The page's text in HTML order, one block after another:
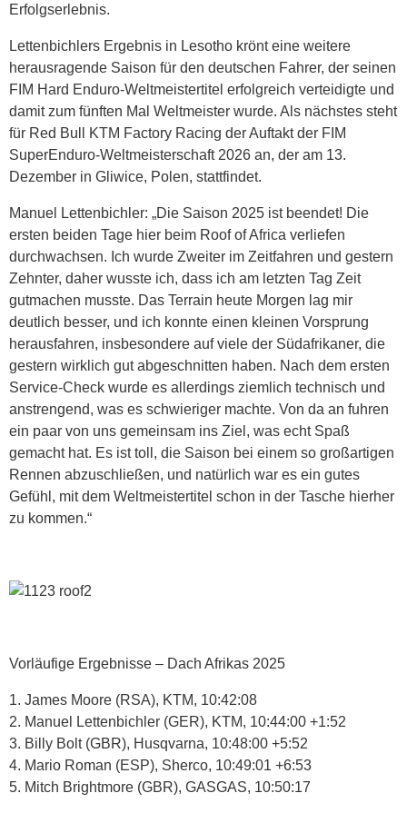
Erfolgserlebnis.
Lettenbichlers Ergebnis in Lesotho krönt eine weitere
herausragende Saison für den deutschen Fahrer, der seinen
FIM Hard Enduro-Weltmeistertitel erfolgreich verteidigte und
damit zum fünften Mal Weltmeister wurde. Als nächstes steht
für Red Bull KTM Factory Racing der Auftakt der FIM
SuperEnduro-Weltmeisterschaft 2026 an, der am 13.
Dezember in Gliwice, Polen, stattfindet.
Manuel Lettenbichler: „Die Saison 2025 ist beendet! Die
ersten beiden Tage hier beim Roof of Africa verliefen
durchwachsen. Ich wurde Zweiter im Zeitfahren und gestern
Zehnter, daher wusste ich, dass ich am letzten Tag Zeit
gutmachen musste. Das Terrain heute Morgen lag mir
deutlich besser, und ich konnte einen kleinen Vorsprung
herausfahren, insbesondere auf viele der Südafrikaner, die
gestern wirklich gut abgeschnitten haben. Nach dem ersten
Service-Check wurde es allerdings ziemlich technisch und
anstrengend, was es schwieriger machte. Von da an fuhren
ein paar von uns gemeinsam ins Ziel, was echt Spaß
gemacht hat. Es ist toll, die Saison bei einem so großartigen
Rennen abzuschließen, und natürlich war es ein gutes
Gefühl, mit dem Weltmeistertitel schon in der Tasche hierher
zu kommen.“
Vorläufige Ergebnisse – Dach Afrikas 2025
1. James Moore (RSA), KTM, 10:42:08
2. Manuel Lettenbichler (GER), KTM, 10:44:00 +1:52
3. Billy Bolt (GBR), Husqvarna, 10:48:00 +5:52
4. Mario Roman (ESP), Sherco, 10:49:01 +6:53
5. Mitch Brightmore (GBR), GASGAS, 10:50:17